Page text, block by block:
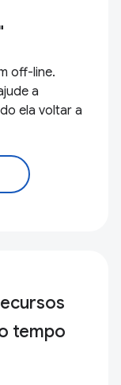
off-line.
a
ela voltar a
tempo